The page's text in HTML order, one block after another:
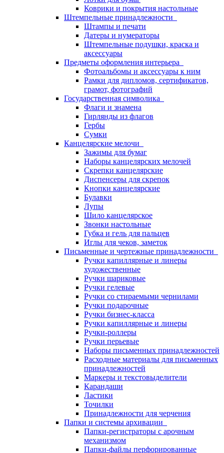
Коврики и покрытия настольные
Штемпельные принадлежности
Штампы и печати
Датеры и нумераторы
Штемпельные подушки, краска и
аксессуары
Предметы оформления интерьера
Фотоальбомы и аксессуары к ним
Рамки для дипломов, сертификатов,
грамот, фотографий
Государственная символика
Флаги и знамена
Гирлянды из флагов
Гербы
Сумки
Канцелярские мелочи
Зажимы для бумаг
Наборы канцелярских мелочей
Скрепки канцелярские
Диспенсеры для скрепок
Кнопки канцелярские
Булавки
Лупы
Шило канцелярское
Звонки настольные
Губка и гель для пальцев
Иглы для чеков, заметок
Письменные и чертежные принадлежности
Ручки капиллярные и линеры
художественные
Ручки шариковые
Ручки гелевые
Ручки со стираемыми чернилами
Ручки подарочные
Ручки бизнес-класса
Ручки капиллярные и линеры
Ручки-роллеры
Ручки перьевые
Наборы письменных принадлежностей
Расходные материалы для письменных
принадлежностей
Маркеры и текстовыделители
Карандаши
Ластики
Точилки
Принадлежности для черчения
Папки и системы архивации
Папки-регистраторы с арочным
механизмом
Папки-файлы перфорированные